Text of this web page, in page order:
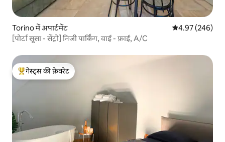
Torino में अपार्टमेंट औसत रेटिंग 5 में से
4.97 (246)
[पोर्टा सूसा - सेंट्रो] निजी पार्किंग, वाई - फ़ाई, A/C
गेस्ट्स का टॉप फ़ेवरेट
गेस्ट्स की फ़ेवरेट